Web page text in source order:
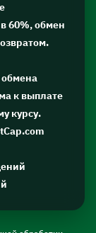
60%, обмен
обмена
к выплате
курсу.